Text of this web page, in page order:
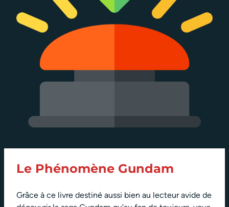
Le Phénomène Gundam
Grâce à ce livre destiné aussi bien au lecteur avide de